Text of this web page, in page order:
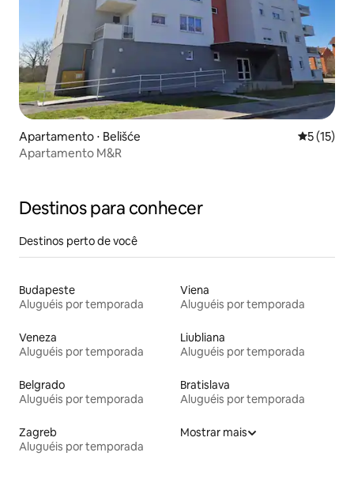
Apartamento ⋅ Belišće 5 de uma
5 (15)
Apartamento M&R
Destinos para conhecer
Destinos perto de você
Budapeste
Aluguéis por temporada
Viena
Aluguéis por temporada
Veneza
Aluguéis por temporada
Liubliana
Aluguéis por temporada
Belgrado
Aluguéis por temporada
Bratislava
Aluguéis por temporada
Zagreb
Aluguéis por temporada
Mostrar mais